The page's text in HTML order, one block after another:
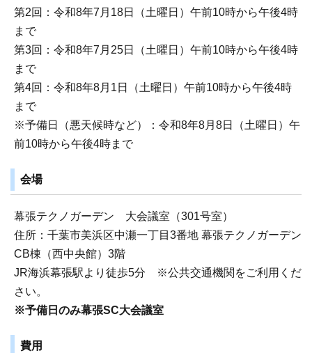
第2回：令和8年7月18日（土曜日）午前10時から午後4時
まで
第3回：令和8年7月25日（土曜日）午前10時から午後4時
まで
第4回：令和8年8月1日（土曜日）午前10時から午後4時
まで
※予備日（悪天候時など）：令和8年8月8日（土曜日）午
前10時から午後4時まで
会場
幕張テクノガーデン 大会議室（301号室）
住所：千葉市美浜区中瀬一丁目3番地 幕張テクノガーデン
CB棟（西中央館）3階
JR海浜幕張駅より徒歩5分 ※公共交通機関をご利用くだ
さい。
※予備日のみ幕張SC大会議室
費用